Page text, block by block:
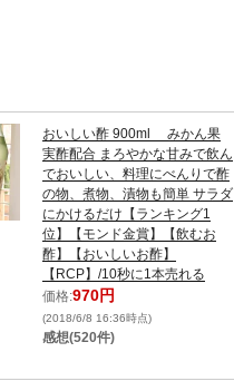
おいしい酢 900ml みかん果
実酢配合 まろやかな甘みで飲ん
でおいしい、料理にべんりで酢
の物、煮物、漬物も簡単 サラダ
にかけるだけ【ランキング1
位】【モンド金賞】【飲むお
酢】【おいしいお酢】
【RCP】/10秒に1本売れる
価格:970円
(2018/6/8 16:36時点)
感想(520件)